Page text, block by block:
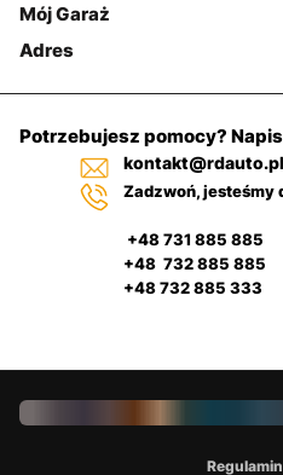
Mój Garaż
Adres
Potrzebujesz pomocy?
kontakt@rdauto.pl
Zadzwoń, jesteśmy
+48 731 885 885
+48 732 885 885
+48 732 885 333